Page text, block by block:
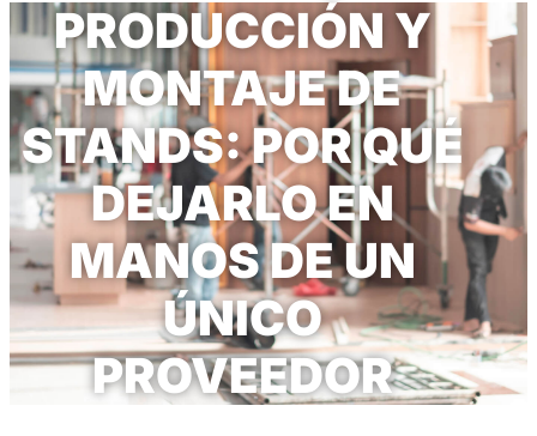
PRODUCCIÓN Y
MONTAJE DE
STANDS: POR QUÉ
DEJARLO EN
MANOS DE UN
ÚNICO
PROVEEDOR